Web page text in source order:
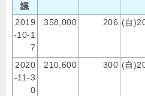
議
2019
-10-1
7
358,000 206 (自
2020
-11-3
0
210,600 300 (自